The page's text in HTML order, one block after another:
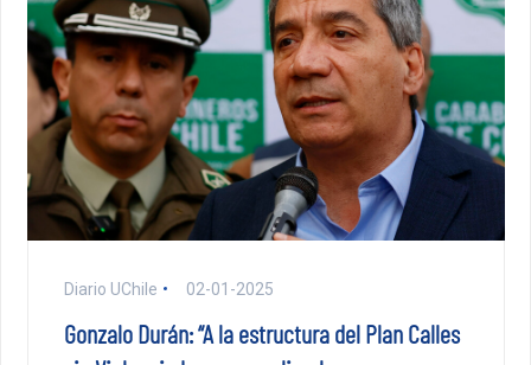
Diario UChile 02-01-2025
Gonzalo Durán: “A la estructura del Plan Calles